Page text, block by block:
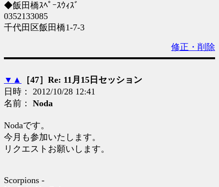
◆飯田橋ｽﾍﾟｰｽｳｨｽﾞ
0352133085
千代田区飯田橋1-7-3
修正・削除
▼ ▲
［47］Re: 11月15日セッション
日時： 2012/10/28 12:41
名前： Noda
Nodaです。
今月も参加いたします。
リクエストお願いします。
Scorpions -